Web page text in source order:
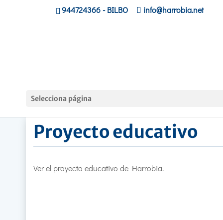
944724366- BILBO info@harrobia.net
Selecciona página
Proyecto educativo
Ver el proyecto educativo de Harrobia.